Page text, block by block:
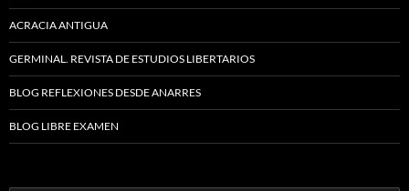
ACRACIA ANTIGUA
GERMINAL. REVISTA DE ESTUDIOS LIBERTARIOS
BLOG REFLEXIONES DESDE ANARRES
BLOG LIBRE EXAMEN